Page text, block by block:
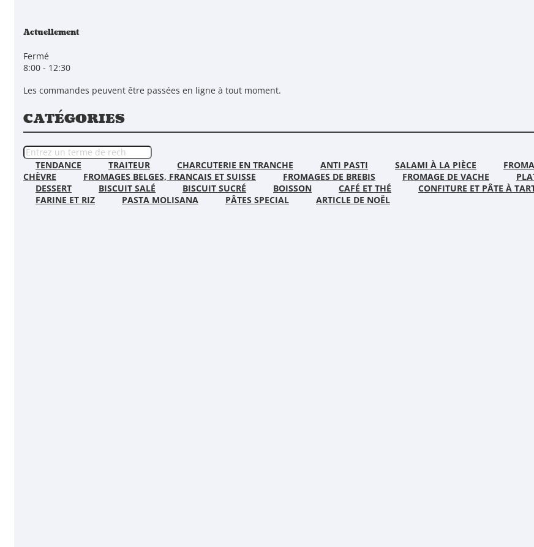
Actuellement
Fermé
8:00 - 12:30
Les commandes peuvent être passées en ligne à tout moment.
CATÉGORIES
TENDANCE TRAITEUR CHARCUTERIE EN TRANCHE ANTI PASTI SALAMI À LA PIÈCE
CHÈVRE
FROMAGES BELGES, FRANCAIS ET SUISSE FROMAGES DE BREBIS FROMAGE DE VACHE
DESSERT
BISCUIT SALÉ BISCUIT SUCRÉ BOISSON CAFÉ ET THÉ CONFITURE ET PÂTE À
FARINE ET RIZ
PASTA MOLISANA PÂTES SPECIAL ARTICLE DE NOËL